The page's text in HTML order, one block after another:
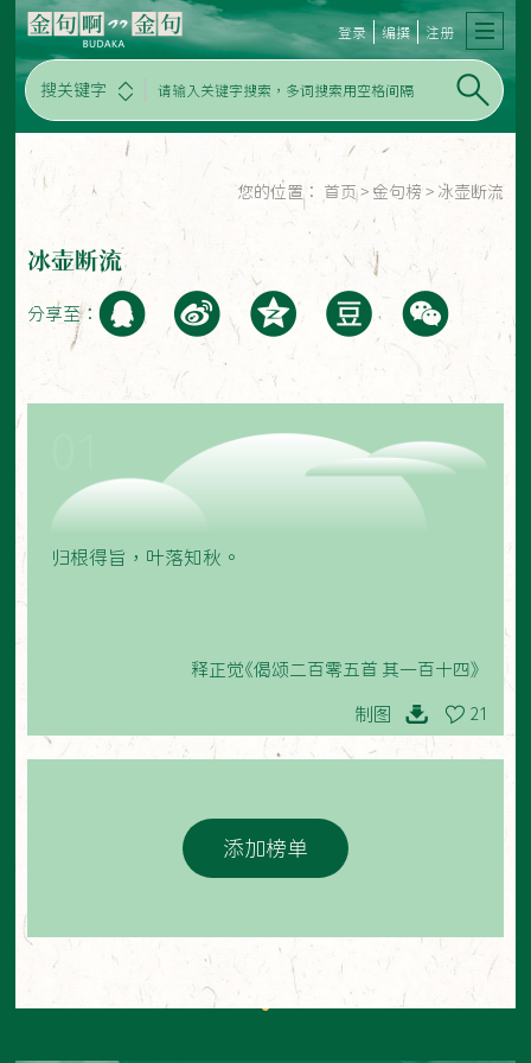
搜关键字
登录 编撰 注册
您的位置： 首页 > 金句榜 > 冰壶断流
冰壶断流
分享至：
归根得旨，叶落知秋。
释正觉《偈颂二百零五首 其一百十四》
制图 21
添加榜单